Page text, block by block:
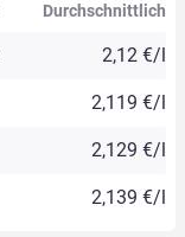
Durchschnittlich
2,12 €/l
2,119 €/l
2,129 €/l
2,139 €/l